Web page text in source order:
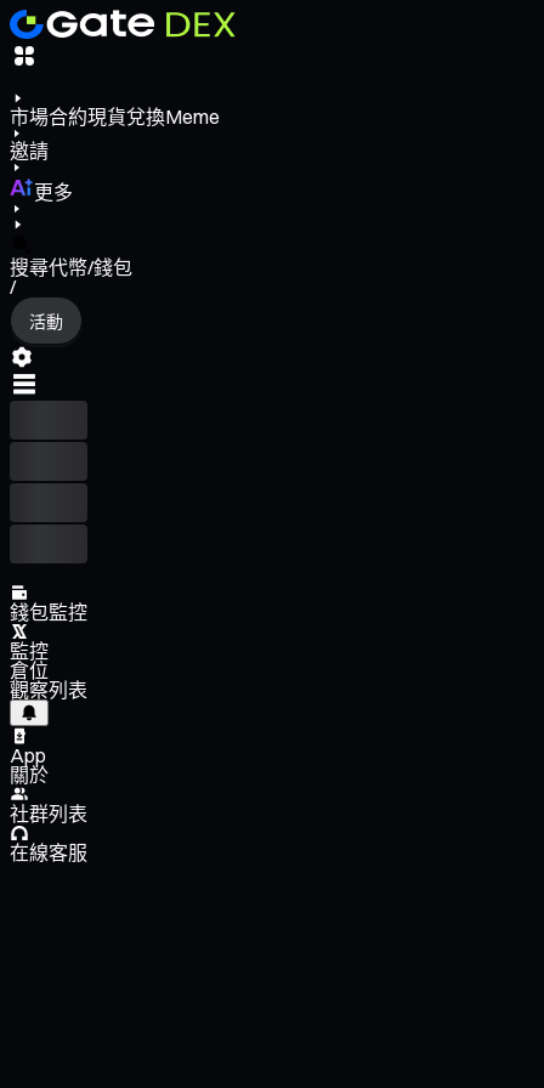
市場合約現貨兌換Meme
邀請
更多
搜尋代幣/錢包
/
活動
錢包監控
監控
倉位
觀察列表
App
關於
社群列表
在線客服